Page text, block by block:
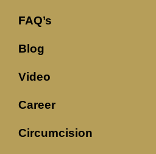
FAQ’s
Blog
Video
Career
Circumcision